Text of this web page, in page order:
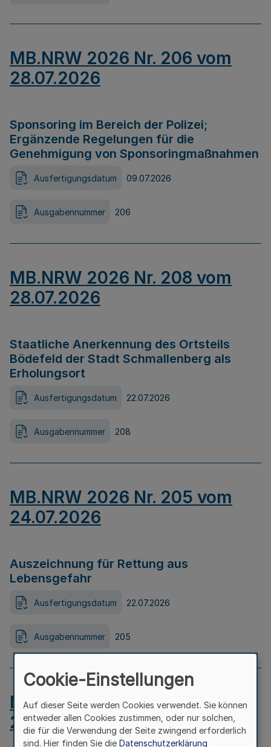
MB.NRW 2026 Nr. 206 vom
28.07.2026
Sponsoring im Bereich der Polizei;
Ergänzende Regelungen für die
Genehmigung von Sponsoringmaßnahmen
Ausfertigungsdatum 09.07.2026
Ausgabennummer 206
MB.NRW 2026 Nr. 208 vom
28.07.2026
Staatliche Anerkennung des Ortsteils
Bödefeld der Stadt Schmallenberg als
Erholungsort
Ausfertigungsdatum 22.07.2026
Ausgabennummer 208
MB.NRW 2026 Nr. 205 vom
24.07.2026
Auszeichnung für Rettung aus
Lebensgefahr
Ausfertigungsdatum 22.07.2026
Ausgabennummer 205
MB.NRW 2026 Nr. 204 vom
24.07.2026
Cookie-Einstellungen
Auf dieser Seite werden Cookies verwendet. Sie können
entweder allen Cookies zustimmen, oder nur solchen,
die für die Verwendung der Seite zwingend erforderlich
sind. Hier finden Sie die Datenschutzerklärung